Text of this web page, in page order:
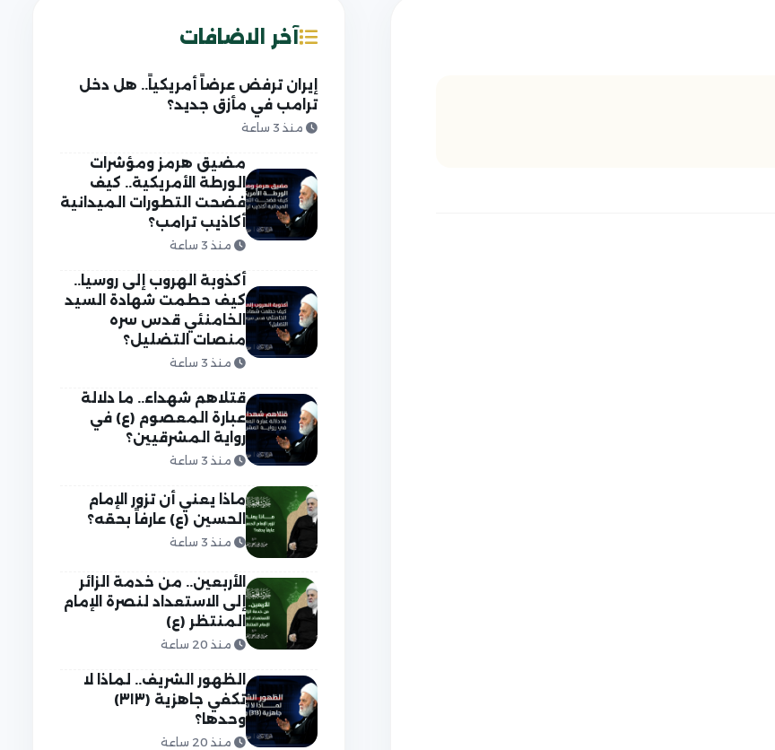
آخر الاضافات
إيران ترفض عرضاً أمريكياً.. هل دخل
ترامب في مأزق جديد؟
منذ 3 ساعة
مضيق هرمز ومؤشرات
الورطة الأمريكية.. كيف
فضحت التطورات الميدانية
أكاذيب ترامب؟
منذ 3 ساعة
أكذوبة الهروب إلى روسيا..
كيف حطمت شهادة السيد
الخامنئي قدس سره
منصات التضليل؟
منذ 3 ساعة
قتلاهم شهداء.. ما دلالة
عبارة المعصوم (ع) في
رواية المشرقيين؟
منذ 3 ساعة
ماذا يعني أن تزور الإمام
الحسين (ع) عارفاً بحقه؟
منذ 3 ساعة
الأربعين.. من خدمة الزائر
إلى الاستعداد لنصرة الإمام
المنتظر (ع)
منذ 20 ساعة
الظهور الشريف.. لماذا لا
تكفي جاهزية (٣١٣)
وحدها؟
منذ 20 ساعة